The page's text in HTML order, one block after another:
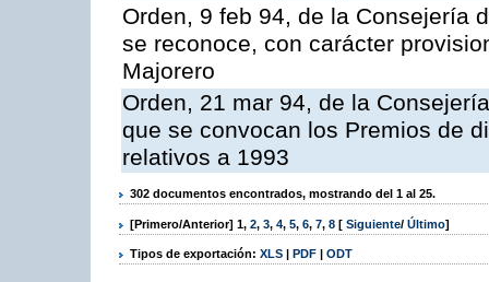
Orden, 9 feb 94, de la Consejería
se reconoce, con carácter
Majorero
Orden, 21 mar 94, de la
que se convocan los Premios de
relativos a 1993
302 documentos encontrados, mostrando del 1 al 25.
[Primero/Anterior] 1, 2, 3, 4, 5, 6, 7, 8 [ Siguiente/ Último]
Tipos de exportación: XLS | PDF | ODT